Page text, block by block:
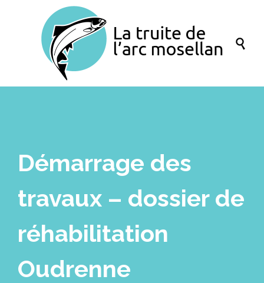

Démarrage des
travaux – dossier de
réhabilitation
Oudrenne